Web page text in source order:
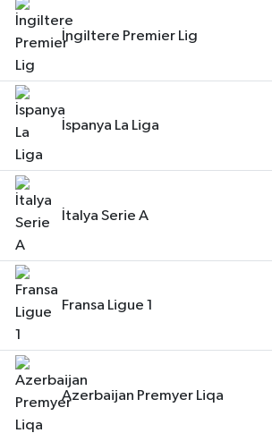
İngiltere Premier Lig
İspanya La Liga
İtalya Serie A
Fransa Ligue 1
Azerbaijan Premyer Liqa